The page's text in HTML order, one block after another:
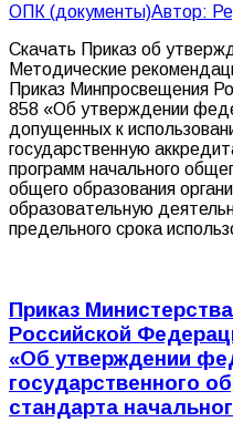
ОПК (документы)Автор:
Скачать Приказ об
Методические
Приказ Минпросвещения
858 «Об утверждении
допущенных к
государственную
программ начального
общего образования
образовательную
предельного срока
Приказ
Российской
«Об утверждении
государственного
стандарта